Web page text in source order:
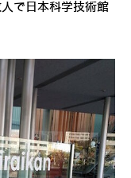
で日本科学技術館